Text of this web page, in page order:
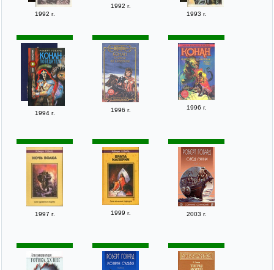
1992 г.
1992 г.
1993 г.
1994 г. 1996 г. 1996 г.
1997 г. 1999 г. 2003 г.